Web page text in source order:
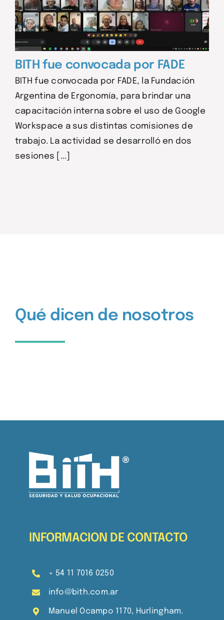
BITH fue convocada por FADE
BITH fue convocada por FADE, la Fundación
Argentina de Ergonomía, para brindar una
capacitación interna sobre el uso de Google
Workspace a sus distintas comisiones de
trabajo. La actividad se desarrolló en dos
sesiones [...]
Qué dicen de nosotros
INFORMACION DE CONTACTO
+ 54 11 7016 0250
info@bith.com.ar
Manuel Ocampo 1170, Hurlingham.